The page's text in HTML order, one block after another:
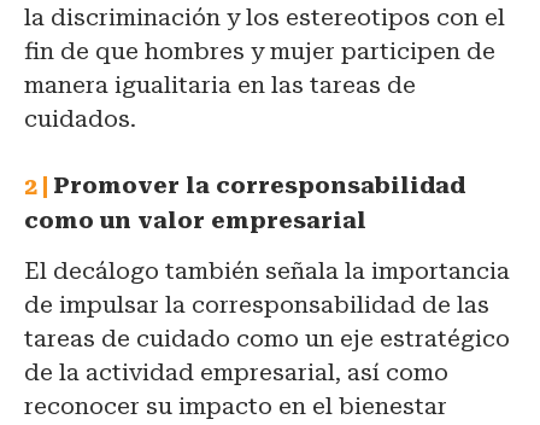
la discriminación y los estereotipos con el
fin de que hombres y mujer participen de
manera igualitaria en las tareas de
cuidados.
Promover la corresponsabilidad
como un valor empresarial
El decálogo también señala la importancia
de impulsar la corresponsabilidad de las
tareas de cuidado como un eje estratégico
de la actividad empresarial, así como
reconocer su impacto en el bienestar